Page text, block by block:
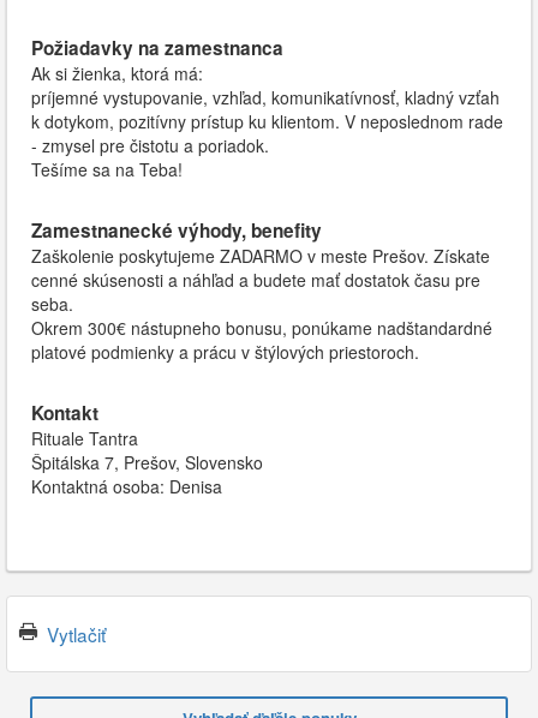
Požiadavky na zamestnanca
Ak si žienka, ktorá má:
príjemné vystupovanie, vzhľad, komunikatívnosť, kladný vzťah
k dotykom, pozitívny prístup ku klientom. V neposlednom rade
- zmysel pre čistotu a poriadok.
Tešíme sa na Teba!
Zamestnanecké výhody, benefity
Zaškolenie poskytujeme ZADARMO v meste Prešov. Získate
cenné skúsenosti a náhľad a budete mať dostatok času pre
seba.
Okrem 300€ nástupneho bonusu, ponúkame nadštandardné
platové podmienky a prácu v štýlových priestoroch.
Kontakt
Rituale Tantra
Špitálska 7, Prešov, Slovensko
Kontaktná osoba: Denisa
Vytlačiť